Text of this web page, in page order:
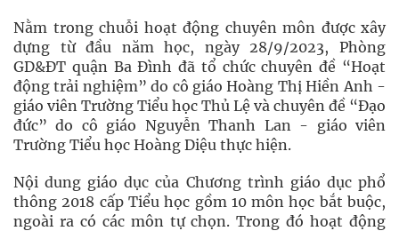
Nằm trong chuỗi hoạt động chuyên môn được xây
dựng từ đầu năm học, ngày 28/9/2023, Phòng
GD&ĐT quận Ba Đình đã tổ chức chuyên đề “Hoạt
động trải nghiệm” do cô giáo Hoàng Thị Hiền Anh -
giáo viên Trường Tiểu học Thủ Lệ và chuyên đề “Đạo
đức” do cô giáo Nguyễn Thanh Lan - giáo viên
Trường Tiểu học Hoàng Diệu thực hiện.
Nội dung giáo dục của Chương trình giáo dục phổ
thông 2018 cấp Tiểu học gồm 10 môn học bắt buộc,
ngoài ra có các môn tự chọn. Trong đó hoạt động